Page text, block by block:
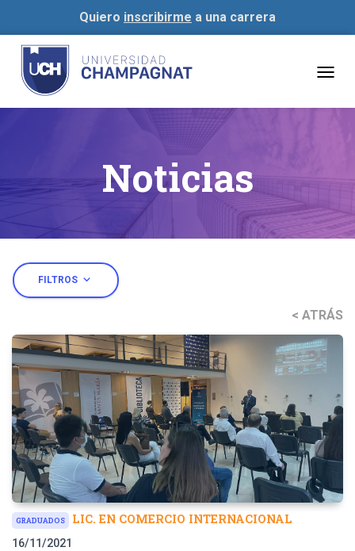
Quiero inscribirme a una carrera
Noticias
FILTROS expand_more
< ATRÁS
GRADUADOS LIC. EN COMERCIO INTERNACIONAL
16/11/2021